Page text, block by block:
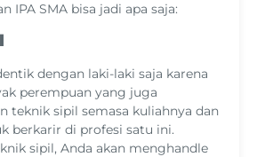
IPA SMA bisa jadi apa saja:
dengan laki-laki saja karena
perempuan yang juga
teknik sipil semasa kuliahnya dan
berkarir di profesi satu ini.
sipil, Anda akan menghandle